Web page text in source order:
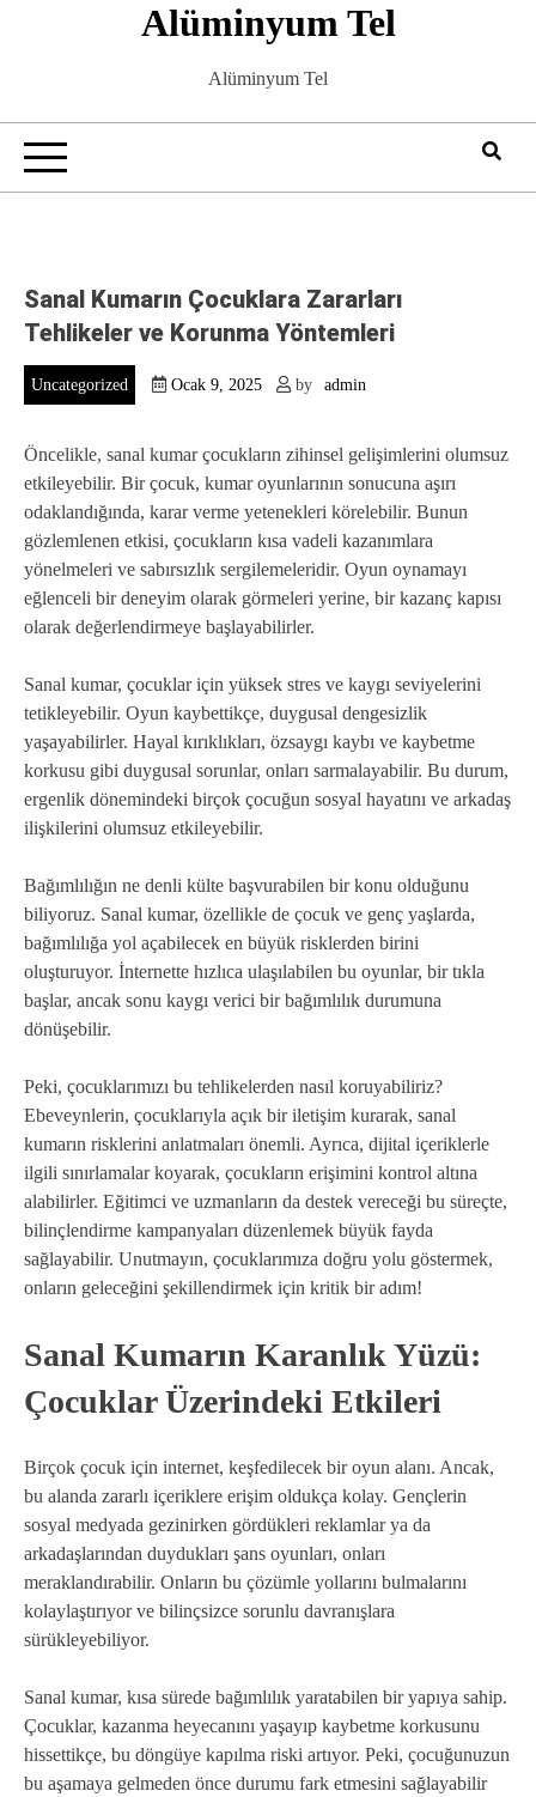
Alüminyum Tel
Alüminyum Tel
Sanal Kumarın Çocuklara Zararları
Tehlikeler ve Korunma Yöntemleri
Uncategorized Ocak 9, 2025 by admin
Öncelikle, sanal kumar çocukların zihinsel gelişimlerini olumsuz
etkileyebilir. Bir çocuk, kumar oyunlarının sonucuna aşırı
odaklandığında, karar verme yetenekleri körelebilir. Bunun
gözlemlenen etkisi, çocukların kısa vadeli kazanımlara
yönelmeleri ve sabırsızlık sergilemeleridir. Oyun oynamayı
eğlenceli bir deneyim olarak görmeleri yerine, bir kazanç kapısı
olarak değerlendirmeye başlayabilirler.
Sanal kumar, çocuklar için yüksek stres ve kaygı seviyelerini
tetikleyebilir. Oyun kaybettikçe, duygusal dengesizlik
yaşayabilirler. Hayal kırıklıkları, özsaygı kaybı ve kaybetme
korkusu gibi duygusal sorunlar, onları sarmalayabilir. Bu durum,
ergenlik dönemindeki birçok çocuğun sosyal hayatını ve arkadaş
ilişkilerini olumsuz etkileyebilir.
Bağımlılığın ne denli külte başvurabilen bir konu olduğunu
biliyoruz. Sanal kumar, özellikle de çocuk ve genç yaşlarda,
bağımlılığa yol açabilecek en büyük risklerden birini
oluşturuyor. İnternette hızlıca ulaşılabilen bu oyunlar, bir tıkla
başlar, ancak sonu kaygı verici bir bağımlılık durumuna
dönüşebilir.
Peki, çocuklarımızı bu tehlikelerden nasıl koruyabiliriz?
Ebeveynlerin, çocuklarıyla açık bir iletişim kurarak, sanal
kumarın risklerini anlatmaları önemli. Ayrıca, dijital içeriklerle
ilgili sınırlamalar koyarak, çocukların erişimini kontrol altına
alabilirler. Eğitimci ve uzmanların da destek vereceği bu süreçte,
bilinçlendirme kampanyaları düzenlemek büyük fayda
sağlayabilir. Unutmayın, çocuklarımıza doğru yolu göstermek,
onların geleceğini şekillendirmek için kritik bir adım!
Sanal Kumarın Karanlık Yüzü:
Çocuklar Üzerindeki Etkileri
Birçok çocuk için internet, keşfedilecek bir oyun alanı. Ancak,
bu alanda zararlı içeriklere erişim oldukça kolay. Gençlerin
sosyal medyada gezinirken gördükleri reklamlar ya da
arkadaşlarından duydukları şans oyunları, onları
meraklandırabilir. Onların bu çözümle yollarını bulmalarını
kolaylaştırıyor ve bilinçsizce sorunlu davranışlara
sürükleyebiliyor.
Sanal kumar, kısa sürede bağımlılık yaratabilen bir yapıya sahip.
Çocuklar, kazanma heyecanını yaşayıp kaybetme korkusunu
hissettikçe, bu döngüye kapılma riski artıyor. Peki, çocuğunuzun
bu aşamaya gelmeden önce durumu fark etmesini sağlayabilir